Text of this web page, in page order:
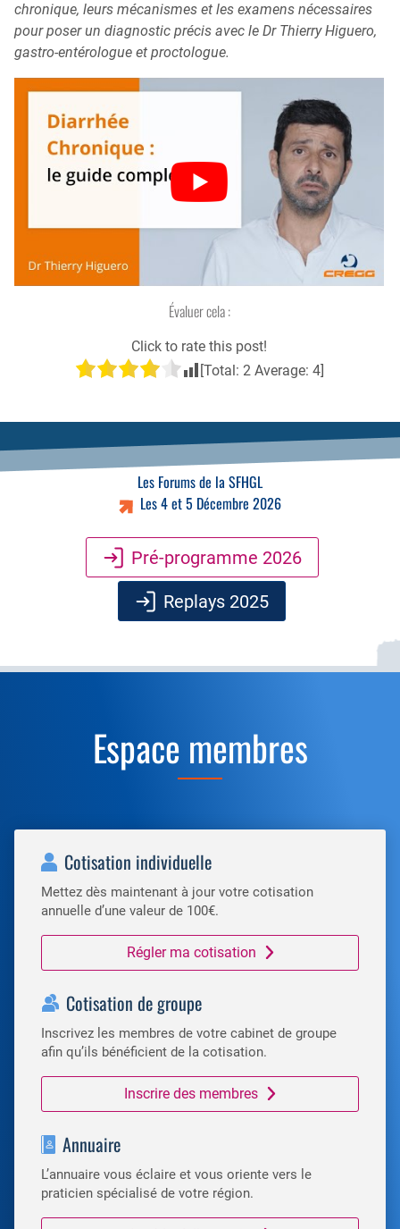
chronique, leurs mécanismes et les examens nécessaires
pour poser un diagnostic précis avec le Dr Thierry Higuero,
gastro-entérologue et proctologue.
Évaluer cela :
Click to rate this post!
[Total: 2Average: 4]
Les Forums de la SFHGL
Les 4 et 5 Décembre 2026
Pré-programme 2026
Replays 2025
Espace membres
Cotisation individuelle
Mettez dès maintenant à jour votre cotisation
annuelle d’une valeur de 100€.
Régler ma cotisation
Cotisation de groupe
Inscrivez les membres de votre cabinet de groupe
afin qu’ils bénéficient de la cotisation.
Inscrire des membres
Annuaire
L’annuaire vous éclaire et vous oriente vers le
praticien spécialisé de votre région.